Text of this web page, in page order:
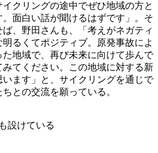
クリングの途中でぜひ地域の方と
面白い話が聞けるはずです」。そ
、野田さんも、「考えがネガティ
るくてポジティブ。原発事故によ
地域で、再び未来に向けて歩んで
てください。この地域に対する新
ます」と、サイクリングを通じで
との交流を願っている。
設けている